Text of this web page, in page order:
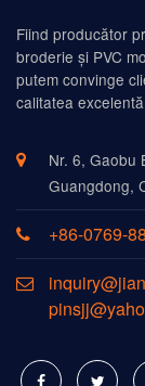
Fiind producător
broderie și PVC
putem convinge
calitatea
Nr. 6, Gaobu
Guangdong,
+86-0769-